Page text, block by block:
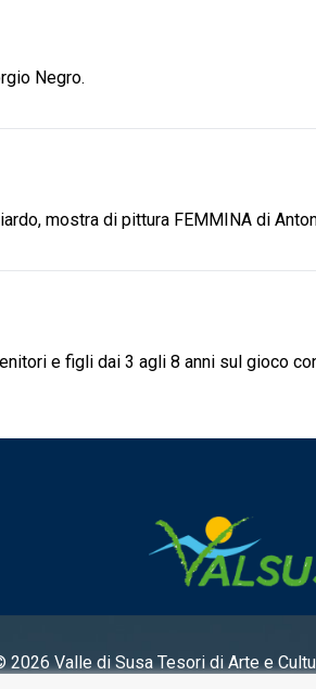
Negro.
mostra di pittura FEMMINA di
e figli dai 3 agli 8 anni sul gioco
2026 Valle di SusaTesori di Arte e